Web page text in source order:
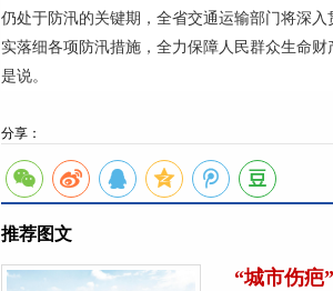
仍处于防汛的关键期，全省交通运输部门将深
实落细各项防汛措施，全力保障人民群众生命
是说。
分享：
推荐图文
“城市伤疤